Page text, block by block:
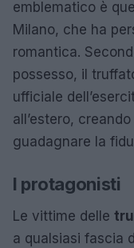
emblematico è
Milano, che ha
romantica.
possesso, il
ufficiale
all’estero,
guadagnare la
I protagonisti
Le vittime delle
a qualsiasi fascia